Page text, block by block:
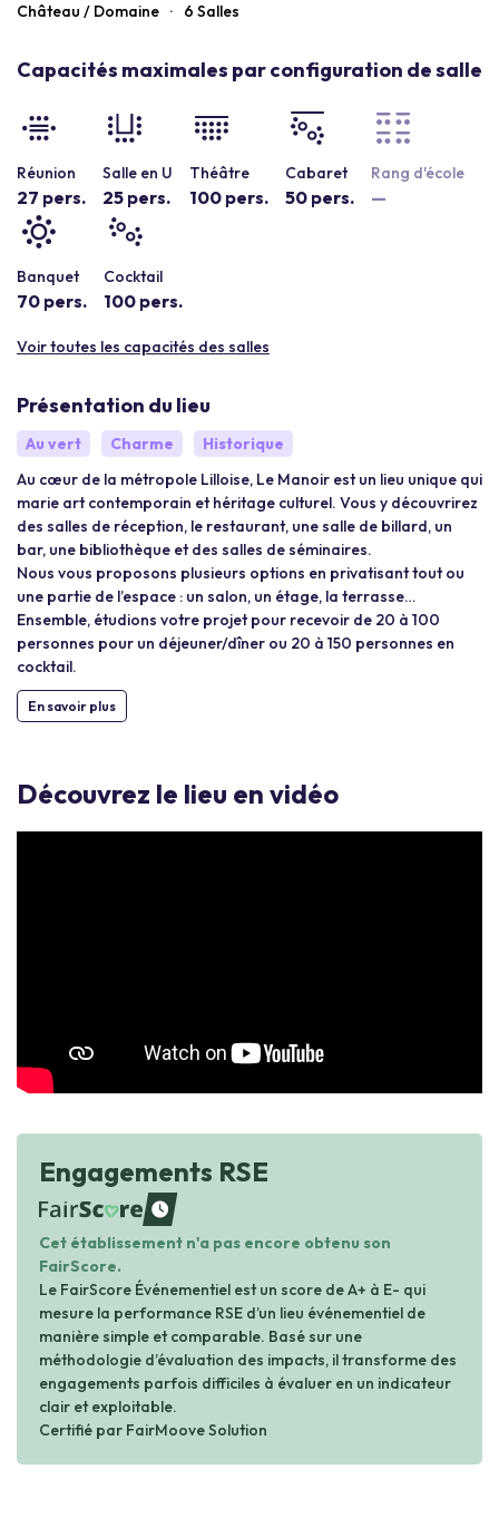
Château / Domaine · 6 Salles
Capacités maximales par configuration de salle
Réunion
27 pers.
Salle en U
25 pers.
Théâtre
100 pers.
Cabaret
50 pers.
Rang d'école
—
Banquet
70 pers.
Cocktail
100 pers.
Voir toutes les capacités des salles
Présentation du lieu
Au vert Charme
Historique
Au cœur de la métropole Lilloise, Le Manoir est un lieu unique qui
marie art contemporain et héritage culturel. Vous y découvrirez
des salles de réception, le restaurant, une salle de billard, un
bar, une bibliothèque et des salles de séminaires.
Nous vous proposons plusieurs options en privatisant tout ou
une partie de l’espace : un salon, un étage, la terrasse…
Ensemble, étudions votre projet pour recevoir de 20 à 100
personnes pour un déjeuner/dîner ou 20 à 150 personnes en
cocktail.
En savoir plus
Découvrez le lieu en vidéo
Engagements RSE
waiting
Cet établissement n'a pas encore obtenu son
FairScore.
Le FairScore Événementiel est un score de A+ à E- qui
mesure la performance RSE d’un lieu événementiel de
manière simple et comparable. Basé sur une
méthodologie d’évaluation des impacts, il transforme des
engagements parfois difficiles à évaluer en un indicateur
clair et exploitable.
Certifié par FairMoove Solution